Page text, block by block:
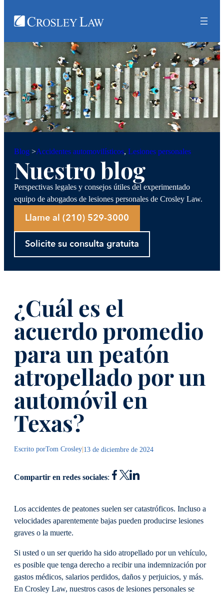
Blog >Accidentes automovilísticos, Lesiones personales
Nuestro blog
Perspectivas legales y consejos útiles del experimentado
equipo de abogados de lesiones personales de Crosley Law.
Llame al (210) 529-3000
Solicite su consulta gratuita
¿Cuál es el
acuerdo promedio
para un peatón
atropellado por un
automóvil en
Texas?
Escrito porTom Crosley|13 de diciembre de 2024
Compartir en redes sociales:
Los accidentes de peatones suelen ser catastróficos. Incluso a
velocidades aparentemente bajas pueden producirse lesiones
graves o la muerte.
Si usted o un ser querido ha sido atropellado por un vehículo,
es posible que tenga derecho a recibir una indemnización por
gastos médicos, salarios perdidos, daños y perjuicios, y más.
En Crosley Law, nuestros casos de lesiones personales se